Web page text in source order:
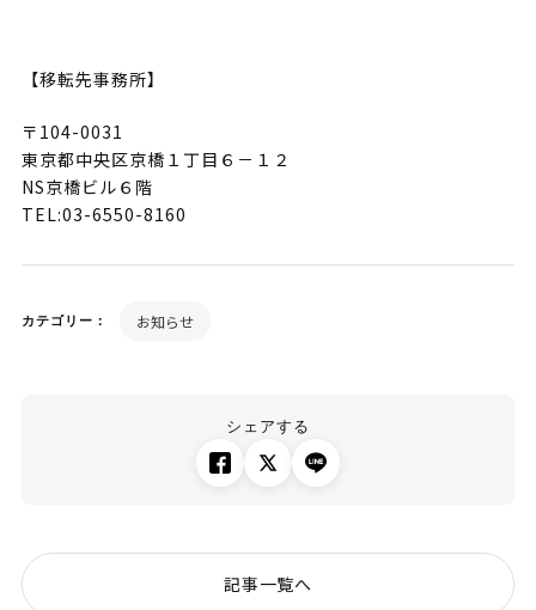
【移転先事務所】
〒104-0031
東京都中央区京橋１丁目６－１２
NS京橋ビル６階
TEL:03-6550-8160
カテゴリー： お知らせ
シェアする
記事一覧へ